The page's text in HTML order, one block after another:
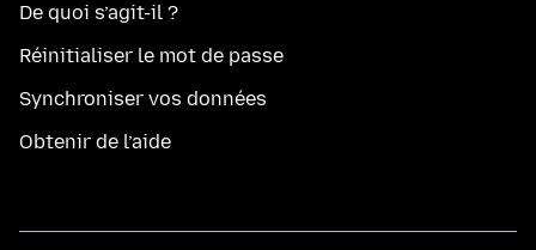
De quoi s’agit-il ?
Réinitialiser le mot de passe
Synchroniser vos données
Obtenir de l’aide